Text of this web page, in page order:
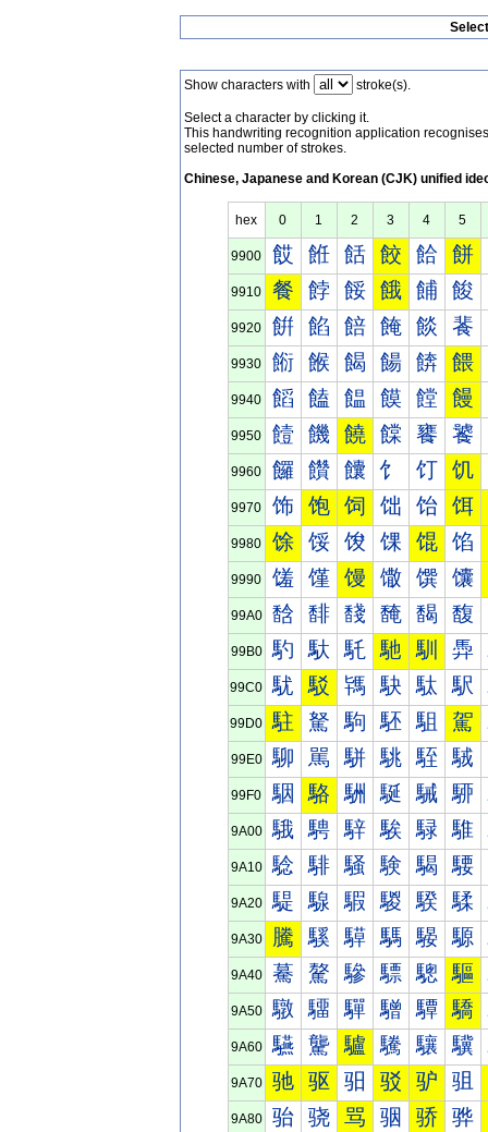
Show characters with stroke(s).
Select a character by clicking it.
This handwriting recognition application
selected number of strokes.
Chinese, Japanese and Korean (CJK) unified
hex 0 1 2 3 4 5
9900 餀 餁 餂 餃 餄 餅
9910 餐 餑 餒 餓 餔 餕
9920 餠 餡 餢 餣 餤 餥
9930 餰 餱 餲 餳 餴 餵
9940 饀 饁 饂 饃 饄 饅
9950 饐 饑 饒 饓 饔 饕
9960 饠 饡 饢 饣 饤 饥
9970 饰 饱 饲 饳 饴 饵
9980 馀 馁 馂 馃 馄 馅
9990 馐 馑 馒 馓 馔 馕
99A0 馠 馡 馢 馣 馤 馥
99B0 馰 馱 馲 馳 馴 馵
99C0 駀 駁 駂 駃 駄 駅
99D0 駐 駑 駒 駓 駔 駕
99E0 駠 駡 駢 駣 駤 駥
99F0 駰 駱 駲 駳 駴 駵
9A00 騀 騁 騂 騃 騄 騅
9A10 騐 騑 騒 験 騔 騕
9A20 騠 騡 騢 騣 騤 騥
9A30 騰 騱 騲 騳 騴 騵
9A40 驀 驁 驂 驃 驄 驅
9A50 驐 驑 驒 驓 驔 驕
9A60 驠 驡 驢 驣 驤 驥
9A70 驰 驱 驲 驳 驴 驵
9A80 骀 骁 骂 骃 骄 骅